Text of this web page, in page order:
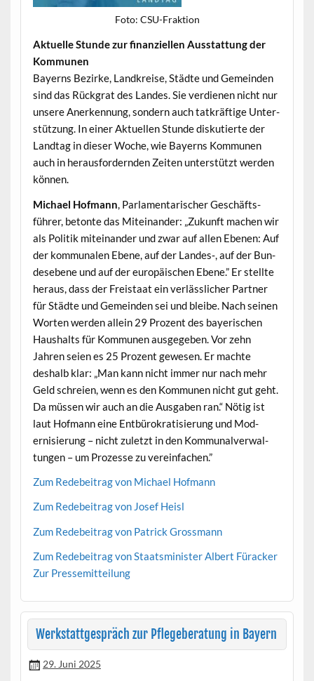
Foto: CSU-Frak­tion
Aktuelle Stunde zur finanziellen Ausstat­tung der
Kommunen
Bay­erns Bezirke, Land­kreise, Städte und Gemein­den
sind das Rück­grat des Lan­des. Sie ver­di­enen nicht nur
unsere Anerken­nung, son­dern auch tatkräftige Unter­
stützung. In ein­er Aktuellen Stunde disku­tierte der
Land­tag in dieser Woche, wie Bay­erns Kom­munen
auch in her­aus­fordern­den Zeit­en unter­stützt wer­den
können.
Michael Hof­mann , Par­la­men­tarisch­er Geschäfts­
führer, betonte das Miteinan­der: „Zukun­ft machen wir
als Poli­tik miteinan­der und zwar auf allen Ebe­nen: Auf
der kom­mu­nalen Ebene, auf der Landes‑, auf der Bun­
de­sebene und auf der europäis­chen Ebene.” Er stellte
her­aus, dass der Freis­taat ein ver­lässlich­er Part­ner
für Städte und Gemein­den sei und bleibe. Nach seinen
Worten wer­den allein 29 Prozent des bay­erischen
Haushalts für Kom­munen aus­gegeben. Vor zehn
Jahren seien es 25 Prozent gewe­sen. Er machte
deshalb klar: „Man kann nicht immer nur nach mehr
Geld schreien, wenn es den Kom­munen nicht gut geht.
Da müssen wir auch an die Aus­gaben ran.“ Nötig ist
laut Hof­mann eine Ent­bürokratisierung und Mod­
ernisierung – nicht zulet­zt in den Kom­mu­nalver­wal­
tun­gen – um Prozesse zu vereinfachen.”
Zum Rede­beitrag von Michael Hofmann
Zum Rede­beitrag von Josef Heisl
Zum Rede­beitrag von Patrick Grossmann
Zum Rede­beitrag von Staatsmin­is­ter Albert Füracker
Zur Pressemit­teilung
Werkstattgespräch zur Pflegeberatung in Bayern
29. Juni 2025